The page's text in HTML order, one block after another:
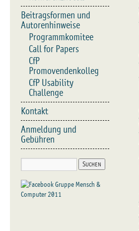
Beitragsformen und
Autorenhinweise
Programmkomitee
Call for Papers
CfP
Promovendenkolleg
CfP Usability
Challenge
Kontakt
Anmeldung und
Gebühren